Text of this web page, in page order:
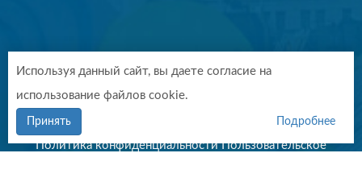
Copyright © 2019 - 2026. СтройТехПроект Калуга.
Разработка и продвижение -
Vegas Studio
Политика конфиденциальности Пользовательское
Используя данный сайт, вы даете согласие на
использование файлов cookie.
Принять Подробнее